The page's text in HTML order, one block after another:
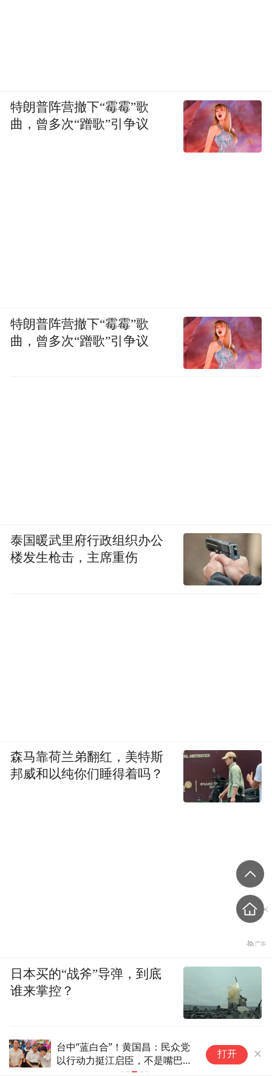
台中“蓝白合”！黄国昌：民众党
以行动力挺江启臣，不是嘴巴说
打开
特朗普阵营撤下“霉霉”歌
曲，曾多次“蹭歌”引争议
特朗普阵营撤下“霉霉”歌
曲，曾多次“蹭歌”引争议
泰国暖武里府行政组织办公
楼发生枪击，主席重伤
森马靠荷兰弟翻红，美特斯
邦威和以纯你们睡得着吗？
日本买的“战斧”导弹，到底
谁来掌控？